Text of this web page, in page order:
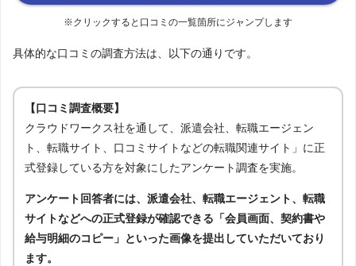
※クリックすると口コミの一覧箇所にジャンプします
具体的な口コミの調査方法は、以下の通りです。
【口コミ調査概要】
クラウドワークス社を通して、派遣会社、転職エージェン
ト、転職サイト、口コミサイトなどの転職関連サイト」に正
式登録している方を対象にしたアンケート調査を実施。
アンケート回答者には、派遣会社、転職エージェント、転職
サイトなどへの正式登録が確認できる「会員画面、契約書や
給与明細のコピー」といった画像を提出していただいており
ます。